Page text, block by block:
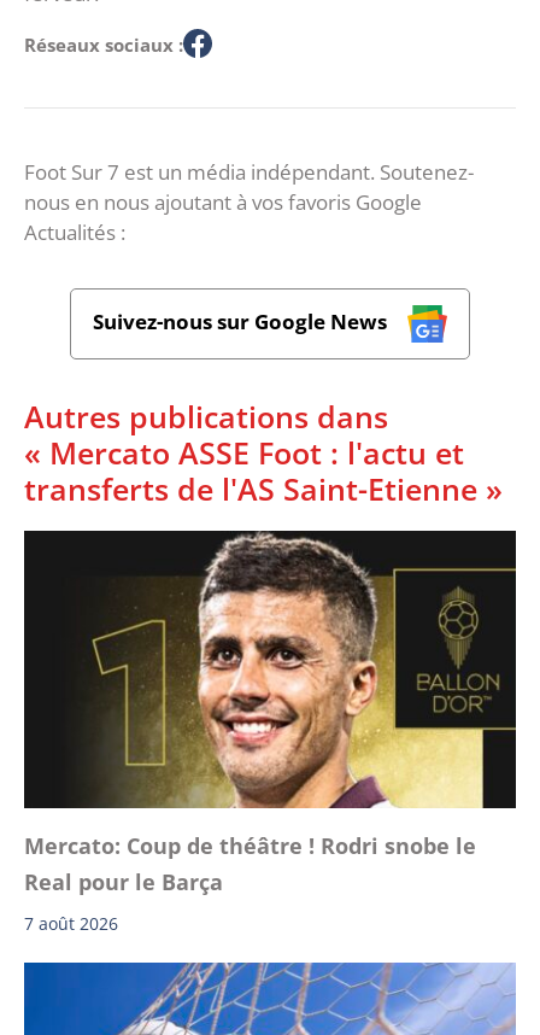
Réseaux sociaux :
Foot Sur 7 est un média indépendant. Soutenez-
nous en nous ajoutant à vos favoris Google
Actualités :
Suivez-nous sur Google News
Autres publications dans
« Mercato ASSE Foot : l'actu et
transferts de l'AS Saint-Etienne »
Mercato: Coup de théâtre ! Rodri snobe le
Real pour le Barça
7 août 2026